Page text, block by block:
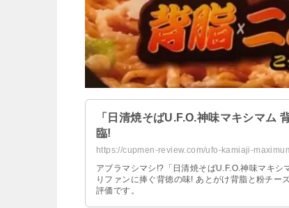
「日清焼そばU.F.O.神味マキシマム
臨!
https://cupmen-review.com/ufo-kamiaji-
アブラマシマシ!?「日清焼そばU.F.O.神味マキ
りファンに捧ぐ背徳の味! あとがけ背脂と粉チー
評価です。